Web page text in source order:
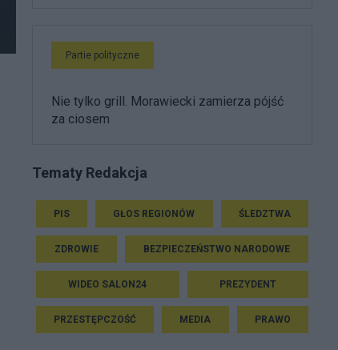
Partie polityczne
Nie tylko grill. Morawiecki zamierza pójść
za ciosem
Tematy Redakcja
PIS GŁOS REGIONÓW ŚLEDZTWA
ZDROWIE BEZPIECZEŃSTWO NARODOWE
WIDEO SALON24 PREZYDENT
PRZESTĘPCZOŚĆ MEDIA PRAWO